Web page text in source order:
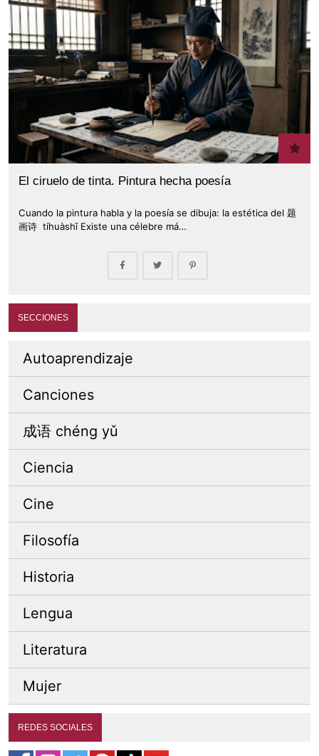
El ciruelo de tinta. Pintura hecha poesía
Cuando la pintura habla y la poesía se dibuja: la estética del 题
画诗 tíhuàshī Existe una célebre má…
SECCIONES
Autoaprendizaje
Canciones
成语 chéng yǔ
Ciencia
Cine
Filosofía
Historia
Lengua
Literatura
Mujer
REDES SOCIALES